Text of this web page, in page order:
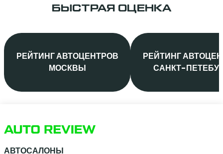
БЫСТРАЯ ОЦЕНКА
РЕЙТИНГ АВТОЦЕНТРОВ
МОСКВЫ
РЕЙТИНГ
САНКТ-
АВТОСАЛОНЫ